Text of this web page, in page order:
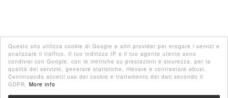
Questo sito utilizza cookie di Google e altri provider per erogare i servizi e
analizzare il traffico. Il tuo indirizzo IP e il tuo agente utente sono
condivisi con Google, con le metriche su prestazioni e sicurezza, per la
qualità del servizio, generare statistiche, rilevare e contrastare abusi.
Continuando accetti uso dei cookie e trattamento dei dati secondo il
GDPR. More info
Back to top
Barbara Torresan - P.IVA 08678000962 |